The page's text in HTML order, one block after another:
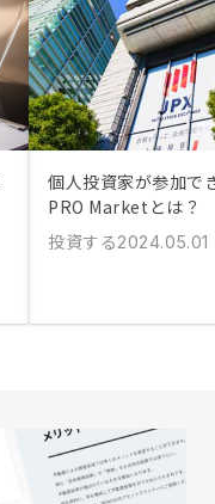
個人投資家が参加で
PRO Marketとは？
投資する2024.05.01